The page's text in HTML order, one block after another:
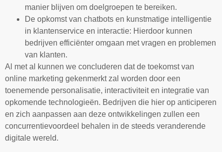
manier blijven om doelgroepen te bereiken.
De opkomst van chatbots en kunstmatige intelligentie
in klantenservice en interactie: Hierdoor kunnen
bedrijven efficiënter omgaan met vragen en problemen
van klanten.
Al met al kunnen we concluderen dat de toekomst van
online marketing gekenmerkt zal worden door een
toenemende personalisatie, interactiviteit en integratie van
opkomende technologieën. Bedrijven die hier op anticiperen
en zich aanpassen aan deze ontwikkelingen zullen een
concurrentievoordeel behalen in de steeds veranderende
digitale wereld.